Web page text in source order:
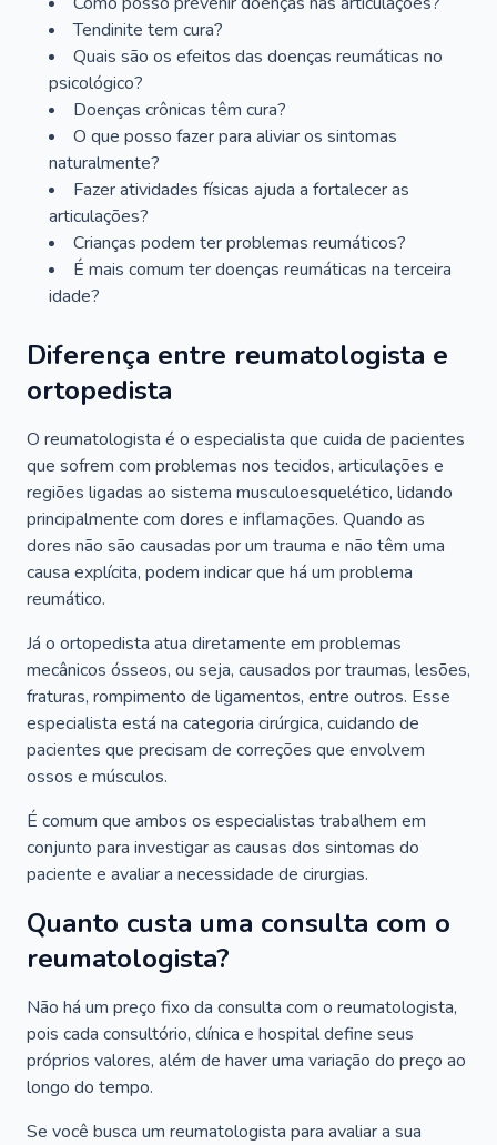
Tendinite tem cura?
Quais são os efeitos das doenças reumáticas no
psicológico?
Doenças crônicas têm cura?
O que posso fazer para aliviar os sintomas
naturalmente?
Fazer atividades físicas ajuda a fortalecer as
articulações?
Crianças podem ter problemas reumáticos?
É mais comum ter doenças reumáticas na terceira
idade?
Diferença entre reumatologista e
ortopedista
O reumatologista é o especialista que cuida de pacientes
que sofrem com problemas nos tecidos, articulações e
regiões ligadas ao sistema musculoesquelético, lidando
principalmente com dores e inflamações. Quando as
dores não são causadas por um trauma e não têm uma
causa explícita, podem indicar que há um problema
reumático.
Já o ortopedista atua diretamente em problemas
mecânicos ósseos, ou seja, causados por traumas, lesões,
fraturas, rompimento de ligamentos, entre outros. Esse
especialista está na categoria cirúrgica, cuidando de
pacientes que precisam de correções que envolvem
ossos e músculos.
É comum que ambos os especialistas trabalhem em
conjunto para investigar as causas dos sintomas do
paciente e avaliar a necessidade de cirurgias.
Quanto custa uma consulta com o
reumatologista?
Não há um preço fixo da consulta com o reumatologista,
pois cada consultório, clínica e hospital define seus
próprios valores, além de haver uma variação do preço ao
longo do tempo.
Se você busca um reumatologista para avaliar a sua